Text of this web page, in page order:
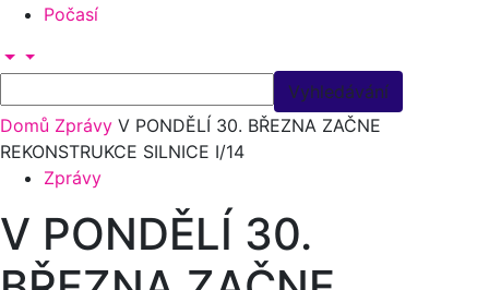
Počasí
Domů Zprávy V PONDĚLÍ 30. BŘEZNA ZAČNE
REKONSTRUKCE SILNICE I/14
Zprávy
V PONDĚLÍ 30.